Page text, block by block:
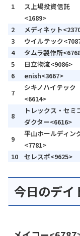
1
ス上場投資信託
<1689>
2 メディネット
3
ウイルテック
4
タムラ製作所
5
日立物流<9086>
6
enish<3667>
7
シキノハイテック
<6614>
8
トレックス・セミ
ダクター<6616>
9
平山ホールディン
<7781>
10
セレスポ<9625>
今日のデイ